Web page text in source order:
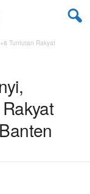
Tuntutan Rakyat